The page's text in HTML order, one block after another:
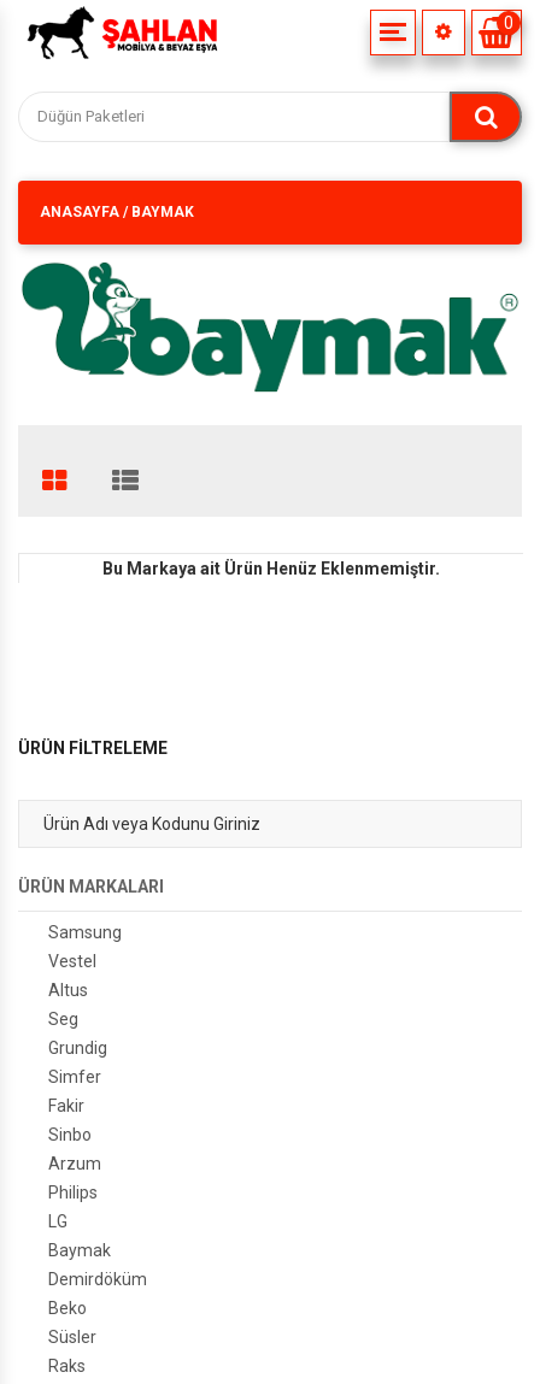
HAKKIMIZDA
0
ANASAYFA / BAYMAK
Bu Markaya ait Ürün Henüz Eklenmemiştir.
ÜRÜN FİLTRELEME
ÜRÜN MARKALARI
Samsung
Vestel
Altus
Seg
Grundig
Simfer
Fakir
Sinbo
Arzum
Philips
LG
Baymak
Demirdöküm
Beko
Süsler
Raks